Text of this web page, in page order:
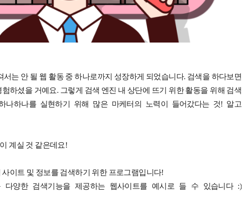
는 안 될 웹 활동 중 하나로까지 성장하게 되었습니다. 검색을 하다보면
하셨을 거예요. 그렇게 검색 엔진 내 상단에 뜨기 위한 활동을 위해 검색
하나를 실현하기 위해 많은 마케터의 노력이 들어갔다는 것! 알고
계실 것 같은데요!
이트 및 정보를 검색하기 위한 프로그램입니다!
양한 검색기능을 제공하는 웹사이트를 예시로 들 수 있습니다 :)